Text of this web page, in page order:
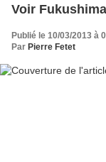
Voir
Publié le 10/03/2013 à
Par Pierre Fetet